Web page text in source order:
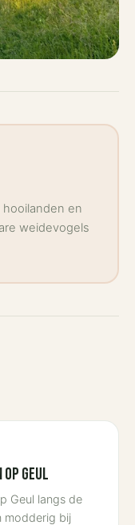
en
weidevogels
Geul
Geul langs de
modderig bij